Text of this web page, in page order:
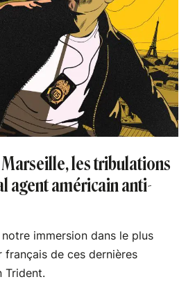
les tribulations
agent américain anti-
immersion dans le plus
de ces dernières
Trident.